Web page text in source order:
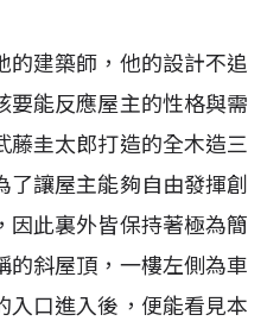
的建築師，他的設計不追
要能反應屋主的性格與需
藤圭太郎打造的全木造三
了讓屋主能夠自由發揮創
因此裏外皆保持著極為簡
的斜屋頂，一樓左側為車
入口進入後，便能看見本